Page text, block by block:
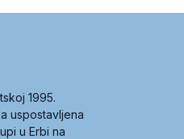
1995.
uspostavljena
u Erbi na